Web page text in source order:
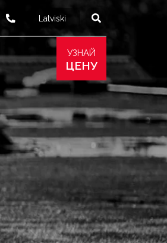
info@produs.lv
277 03 577 277 68 177
Latviski English
УЗНАЙ
ЦЕНУ